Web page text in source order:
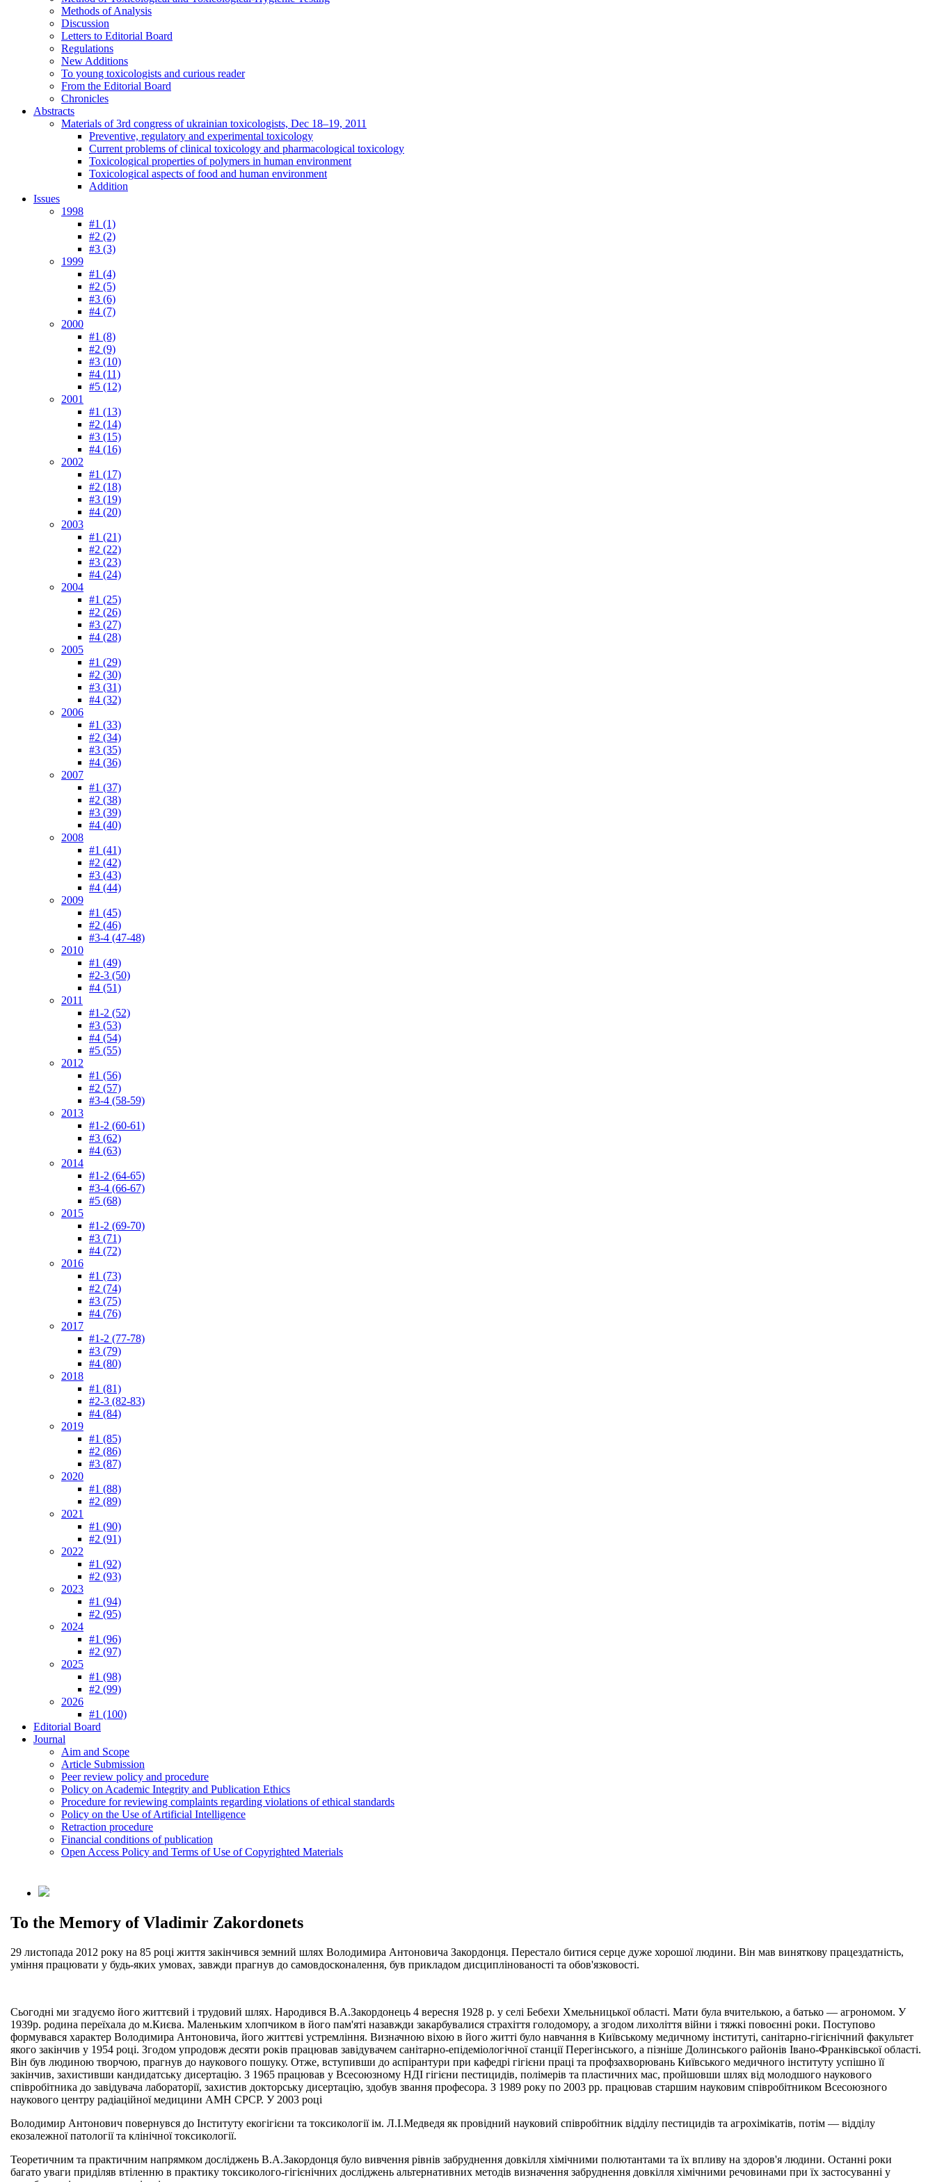
Methods of Analysis
Discussion
Letters to Editorial Board
Regulations
New Additions
To young toxicologists and curious reader
From the Editorial Board
Chronicles
Abstracts
Materials of 3rd congress of ukrainian toxicologists, Dec 18–19, 2011
Preventive, regulatory and experimental toxicology
Current problems of clinical toxicology and pharmacological toxicology
Toxicological properties of polymers in human environment
Toxicological aspects of food and human environment
Addition
Issues
1998
#1 (1)
#2 (2)
#3 (3)
1999
#1 (4)
#2 (5)
#3 (6)
#4 (7)
2000
#1 (8)
#2 (9)
#3 (10)
#4 (11)
#5 (12)
2001
#1 (13)
#2 (14)
#3 (15)
#4 (16)
2002
#1 (17)
#2 (18)
#3 (19)
#4 (20)
2003
#1 (21)
#2 (22)
#3 (23)
#4 (24)
2004
#1 (25)
#2 (26)
#3 (27)
#4 (28)
2005
#1 (29)
#2 (30)
#3 (31)
#4 (32)
2006
#1 (33)
#2 (34)
#3 (35)
#4 (36)
2007
#1 (37)
#2 (38)
#3 (39)
#4 (40)
2008
#1 (41)
#2 (42)
#3 (43)
#4 (44)
2009
#1 (45)
#2 (46)
#3-4 (47-48)
2010
#1 (49)
#2-3 (50)
#4 (51)
2011
#1-2 (52)
#3 (53)
#4 (54)
#5 (55)
2012
#1 (56)
#2 (57)
#3-4 (58-59)
2013
#1-2 (60-61)
#3 (62)
#4 (63)
2014
#1-2 (64-65)
#3-4 (66-67)
#5 (68)
2015
#1-2 (69-70)
#3 (71)
#4 (72)
2016
#1 (73)
#2 (74)
#3 (75)
#4 (76)
2017
#1-2 (77-78)
#3 (79)
#4 (80)
2018
#1 (81)
#2-3 (82-83)
#4 (84)
2019
#1 (85)
#2 (86)
#3 (87)
2020
#1 (88)
#2 (89)
2021
#1 (90)
#2 (91)
2022
#1 (92)
#2 (93)
2023
#1 (94)
#2 (95)
2024
#1 (96)
#2 (97)
2025
#1 (98)
#2 (99)
2026
#1 (100)
Editorial Board
Journal
Aim and Scope
Article Submission
Peer review policy and procedure
Policy on Academic Integrity and Publication Ethics
Procedure for reviewing complaints regarding violations of ethical standards
Policy on the Use of Artificial Intelligence
Retraction procedure
Financial conditions of publication
Open Access Policy and Terms of Use of Copyrighted Materials
To the Memory of Vladimir Zakordonets
29 листопада 2012 року на 85 році життя закінчився земний шлях Володимира Антоновича Закордонця. Перестало битися серце дуже хорошої людини. Він мав виняткову працездатність,
уміння працювати у будь-яких умовах, завжди прагнув до самовдосконалення, був прикладом дисциплінованості та обов'язковості.
Сьогодні ми згадуємо його життєвий і трудовий шлях. Народився В.А.Закордонець 4 вересня 1928 р. у селі Бебехи Хмельницької області. Мати була вчителькою, а батько — агрономом. У
1939р. родина переїхала до м.Києва. Маленьким хлопчиком в його пам'яті назавжди закарбувалися страхіття голодомору, а згодом лихоліття війни і тяжкі повоєнні роки. Поступово
формувався характер Володимира Антоновича, його життєві устремління. Визначною віхою в його житті було навчання в Київському медичному інституті, санітарно-гігієнічний факультет
якого закінчив у 1954 році. Згодом упродовж десяти років працював завідувачем санітарно-епідеміологічної станції Перегінського, а пізніше Долинського районів Івано-Франківської області.
Він був людиною творчою, прагнув до наукового пошуку. Отже, вступивши до аспірантури при кафедрі гігієни праці та профзахворювань Київського медичного інституту успішно її
закінчив, захистивши кандидатську дисертацію. З 1965 працював у Всесоюзному НДІ гігієни пестицидів, полімерів та пластичних мас, пройшовши шлях від молодшого наукового
співробітника до завідувача лабораторії, захистив докторську дисертацію, здобув звання професора. З 1989 року по 2003 рр. працював старшим науковим співробітником Всесоюзного
наукового центру радіаційної медицини АМН СРСР. У 2003 році
Володимир Антонович повернувся до Інституту екогігієни та токсикології ім. Л.І.Медведя як провідний науковий співробітник відділу пестицидів та агрохімікатів, потім — відділу
екозалежної патології та клінічної токсикології.
Теоретичним та практичним напрямком досліджень В.А.Закордонця було вивчення рівнів забруднення довкілля хімічними полютантами та їх впливу на здоров'я людини. Останні роки
багато уваги приділяв втіленню в практику токсиколого-гігієнічних досліджень альтернативних методів визначення забруднення довкілля хімічними речовинами при їх застосуванні у